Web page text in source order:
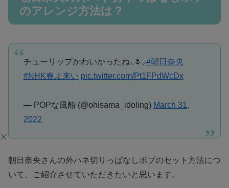
のアレンジ方法は？
チューリップかわいかったね⸜🌷︎⸝‍#朝日奈央
#NHK春よ来い pic.twitter.com/Pt1FPdWcDx
— POPな風船 (@ohisama_idoling) March 31,
2022
朝日奈央さんの外ハネ切りっぱなしボブのセット方法につ
いて、ご紹介させていただきたいと思います。